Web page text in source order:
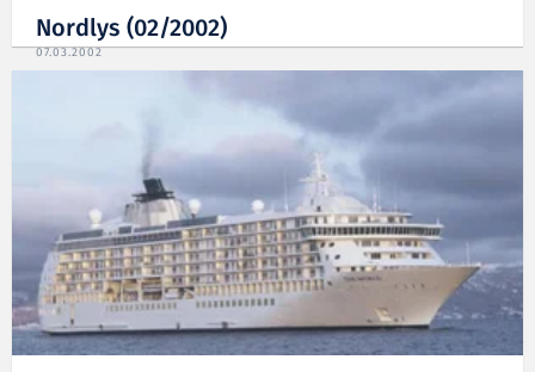
Nordlys (02/2002)
07.03.2002